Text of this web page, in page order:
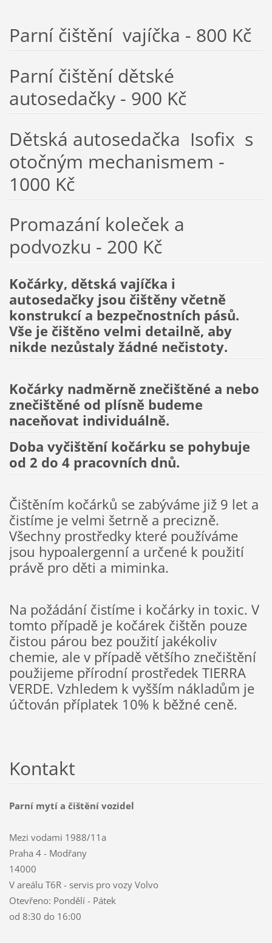
Parní čištění vajíčka - 800 Kč
Parní čištění dětské
autosedačky - 900 Kč
Dětská autosedačka Isofix s
otočným mechanismem -
1000 Kč
Promazání koleček a
podvozku - 200 Kč
Kočárky, dětská vajíčka i
autosedačky jsou čištěny včetně
konstrukcí a bezpečnostních pásů.
Vše je čištěno velmi detailně, aby
nikde nezůstaly žádné nečistoty.
Kočárky nadměrně znečištěné a nebo
znečištěné od plísně budeme
naceňovat individuálně.
Doba vyčištění kočárku se pohybuje
od 2 do 4 pracovních dnů.
Čištěním kočárků se zabýváme již 9 let a
čistíme je velmi šetrně a precizně.
Všechny prostředky které používáme
jsou hypoalergenní a určené k použití
právě pro děti a miminka.
Na požádání čistíme i kočárky in toxic. V
tomto případě je kočárek čištěn pouze
čistou párou bez použití jakékoliv
chemie, ale v případě většího znečištění
použijeme přírodní prostředek TIERRA
VERDE. Vzhledem k vyšším nákladům je
účtován příplatek 10% k běžné ceně.
Kontakt
Parní mytí a čištění vozidel
Mezi vodami 1988/11a
Praha 4 - Modřany
14000
V areálu T6R - servis pro vozy Volvo
Otevřeno: Pondělí - Pátek
od 8:30 do 16:00